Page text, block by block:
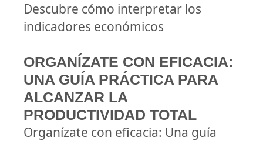
Descubre cómo interpretar los
indicadores económicos
ORGANÍZATE CON EFICACIA:
UNA GUÍA PRÁCTICA PARA
ALCANZAR LA
PRODUCTIVIDAD TOTAL
Organízate con eficacia: Una guía